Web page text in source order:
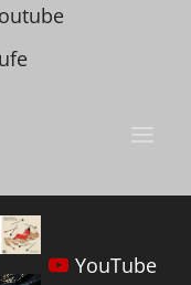
YouTube